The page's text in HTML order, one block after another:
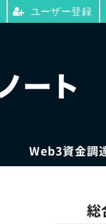
Web3資金調
総
ユーザー登録